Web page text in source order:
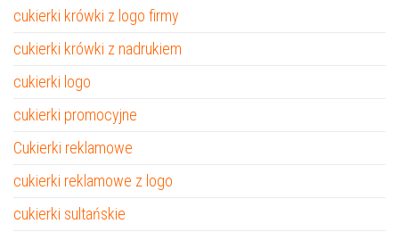
cukierki krówki z logo firmy
cukierki krówki z nadrukiem
cukierki logo
cukierki promocyjne
Cukierki reklamowe
cukierki reklamowe z logo
cukierki sultańskie